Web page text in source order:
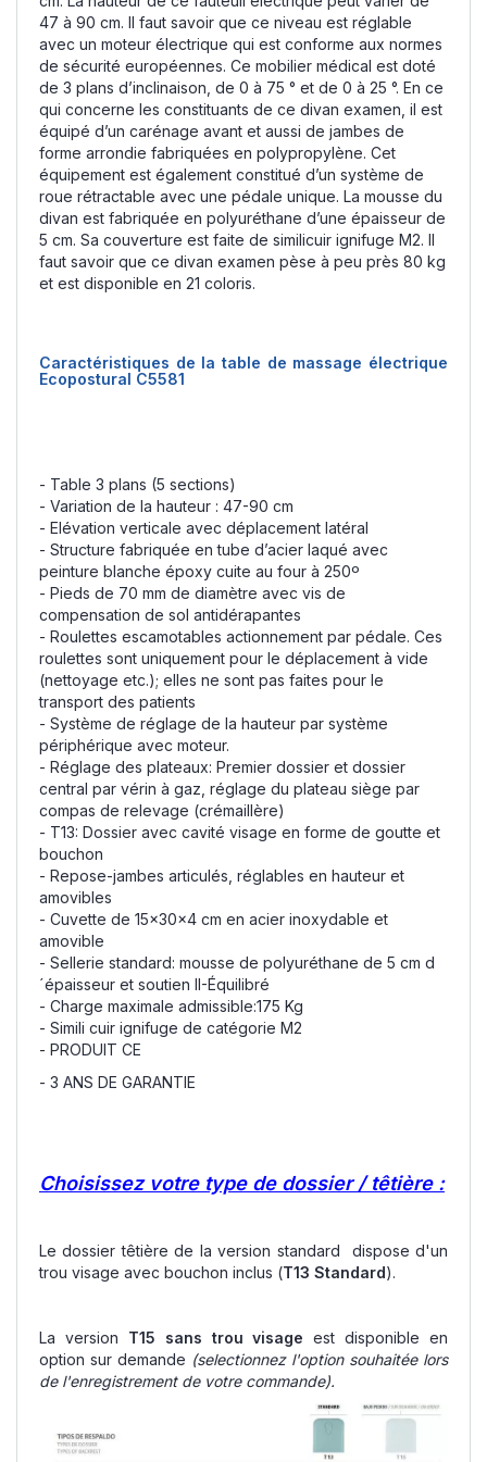
47 à 90 cm. Il faut savoir que ce niveau est réglable
avec un moteur électrique qui est conforme aux normes
de sécurité européennes. Ce mobilier médical est doté
de 3 plans d’inclinaison, de 0 à 75 ° et de 0 à 25 °. En ce
qui concerne les constituants de ce divan examen, il est
équipé d’un carénage avant et aussi de jambes de
forme arrondie fabriquées en polypropylène. Cet
équipement est également constitué d’un système de
roue rétractable avec une pédale unique. La mousse du
divan est fabriquée en polyuréthane d’une épaisseur de
5 cm. Sa couverture est faite de similicuir ignifuge M2. Il
faut savoir que ce divan examen pèse à peu près 80 kg
et est disponible en 21 coloris.
Caractéristiques de la table de massage électrique
Ecopostural C5581
- Table 3 plans (5 sections)
- Variation de la hauteur : 47-90 cm
- Elévation verticale avec déplacement latéral
- Structure fabriquée en tube d’acier laqué avec
peinture blanche époxy cuite au four à 250º
- Pieds de 70 mm de diamètre avec vis de
compensation de sol antidérapantes
- Roulettes escamotables actionnement par pédale. Ces
roulettes sont uniquement pour le déplacement à vide
(nettoyage etc.); elles ne sont pas faites pour le
transport des patients
- Système de réglage de la hauteur par système
périphérique avec moteur.
- Réglage des plateaux: Premier dossier et dossier
central par vérin à gaz, réglage du plateau siège par
compas de relevage (crémaillère)
- T13: Dossier avec cavité visage en forme de goutte et
bouchon
- Repose-jambes articulés, réglables en hauteur et
amovibles
- Cuvette de 15x30x4 cm en acier inoxydable et
amovible
- Sellerie standard: mousse de polyuréthane de 5 cm d
´épaisseur et soutien II-Équilibré
- Charge maximale admissible:175 Kg
- Simili cuir ignifuge de catégorie M2
- PRODUIT CE
- 3 ANS DE GARANTIE
Choisissez votre type de dossier / têtière :
Le dossier têtière de la version standard dispose d'un
trou visage avec bouchon inclus (T13 Standard).
La version T15 sans trou visage est disponible en
option sur demande (selectionnez l'option souhaitée lors
de l'enregistrement de votre commande).